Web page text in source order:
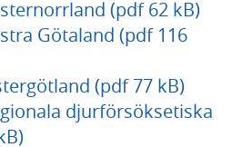
(pdf 62 kB)
Götaland (pdf 116
(pdf 77 kB)
djurförsöksetiska